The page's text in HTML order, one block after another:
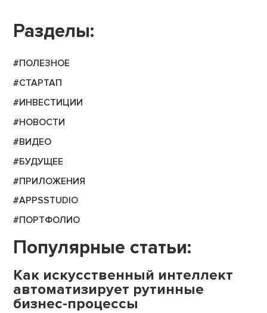
Разделы:
#ПОЛЕЗНОЕ
#СТАРТАП
#ИНВЕСТИЦИИ
#НОВОСТИ
#ВИДЕО
#БУДУЩЕЕ
#ПРИЛОЖЕНИЯ
#APPSSTUDIO
#ПОРТФОЛИО
Популярные статьи:
Как искусственный интеллект
автоматизирует рутинные
бизнес-процессы